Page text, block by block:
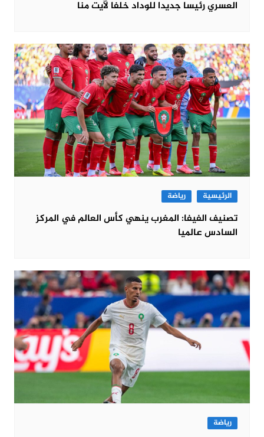
العسري رئيسا جديدا للوداد خلفا لآيت منا
الرئيسية رياضة
تصنيف الفيفا: المغرب ينهي كأس العالم في المركز
السادس عالميا
رياضة